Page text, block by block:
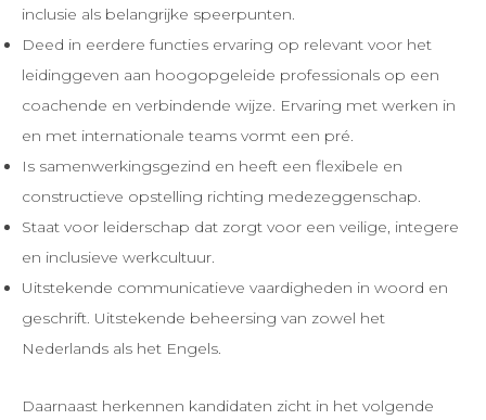
inclusie als belangrijke speerpunten.
Deed in eerdere functies ervaring op relevant voor het
leidinggeven aan hoogopgeleide professionals op een
coachende en verbindende wijze. Ervaring met werken in
en met internationale teams vormt een pré.
Is samenwerkingsgezind en heeft een flexibele en
constructieve opstelling richting medezeggenschap.
Staat voor leiderschap dat zorgt voor een veilige, integere
en inclusieve werkcultuur.
Uitstekende communicatieve vaardigheden in woord en
geschrift. Uitstekende beheersing van zowel het
Nederlands als het Engels.
Daarnaast herkennen kandidaten zicht in het volgende